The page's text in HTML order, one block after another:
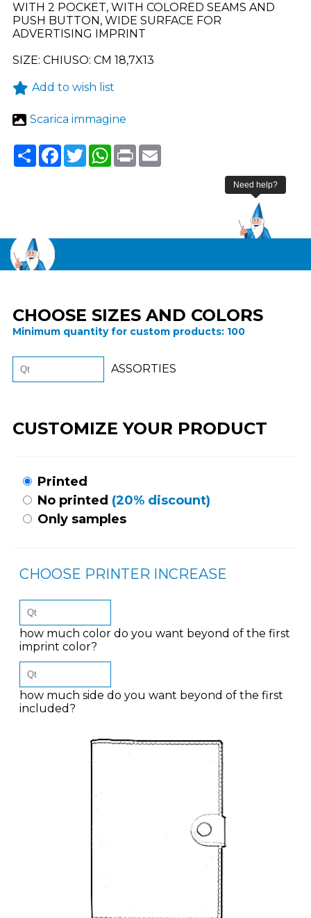
WITH 2 POCKET, WITH COLORED SEAMS AND
PUSH BUTTON, WIDE SURFACE FOR
ADVERTISING IMPRINT
SIZE: CHIUSO: CM 18,7X13
Add to wish list
Scarica immagine
ShareFacebook
TwitterWhatsApp
PrintEmail
CHOOSE SIZES AND COLORS
Minimum quantity for custom products: 100
ASSORTIES
CUSTOMIZE YOUR PRODUCT
Printed
No printed (20% discount)
Only samples
CHOOSE PRINTER INCREASE
how much color do you want beyond of the first
imprint color?
how much side do you want beyond of the first
included?